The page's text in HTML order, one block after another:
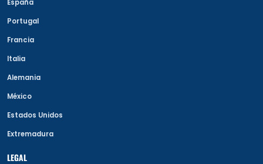
España
Portugal
Francia
Italia
Alemania
México
Estados Unidos
Extremadura
LEGAL